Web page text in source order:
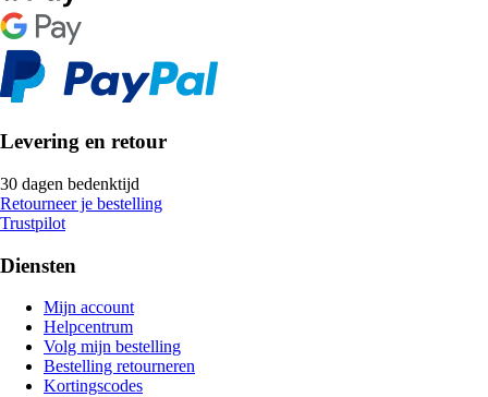
Levering en retour
30 dagen bedenktijd
Retourneer je bestelling
Trustpilot
Diensten
Mijn account
Helpcentrum
Volg mijn bestelling
Bestelling retourneren
Kortingscodes